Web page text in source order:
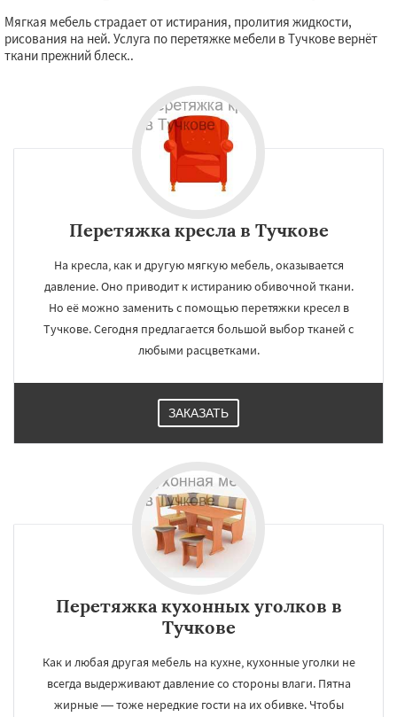
Мягкая мебель страдает от истирания, пролития жидкости,
рисования на ней. Услуга по перетяжке мебели в Тучкове вернёт
ткани прежний блеск..
Перетяжка кресла в Тучкове
На кресла, как и другую мягкую мебель, оказывается
давление. Оно приводит к истиранию обивочной ткани.
Но её можно заменить с помощью перетяжки кресел в
Тучкове. Сегодня предлагается большой выбор тканей с
любыми расцветками.
ЗАКАЗАТЬ
Перетяжка кухонных уголков в
Тучкове
Как и любая другая мебель на кухне, кухонные уголки не
всегда выдерживают давление со стороны влаги. Пятна
жирные — тоже нередкие гости на их обивке. Чтобы